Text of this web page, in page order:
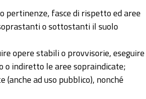
pertinenze, fasce di rispetto ed aree
o sottostanti il suolo
opere stabili o provvisorie, eseguire
o indiretto le aree sopraindicate;
ad uso pubblico), nonché